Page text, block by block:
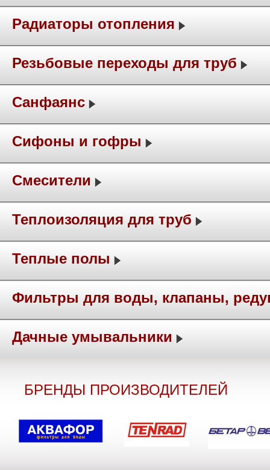
Радиаторы отопления
Резьбовые переходы для труб
Санфаянс
Сифоны и гофры
Смесители
Теплоизоляция для труб
Теплые полы
Фильтры для воды, клапаны,
Дачные умывальники
БРЕНДЫ ПРОИЗВОДИТЕЛЕЙ